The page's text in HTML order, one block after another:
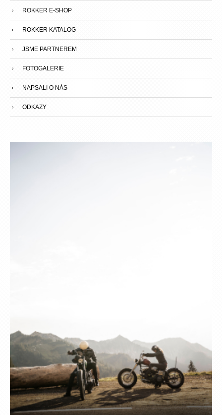
ROKKER E-SHOP
ROKKER KATALOG
JSME PARTNEREM
FOTOGALERIE
NAPSALI O NÁS
ODKAZY